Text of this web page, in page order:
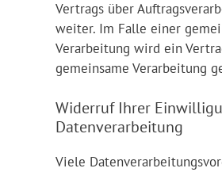
Vertrags über
weiter. Im Falle einer
Verarbeitung wird ein
gemeinsame Verarbeitung
Widerruf Ihrer
Datenverarbeitung
Viele